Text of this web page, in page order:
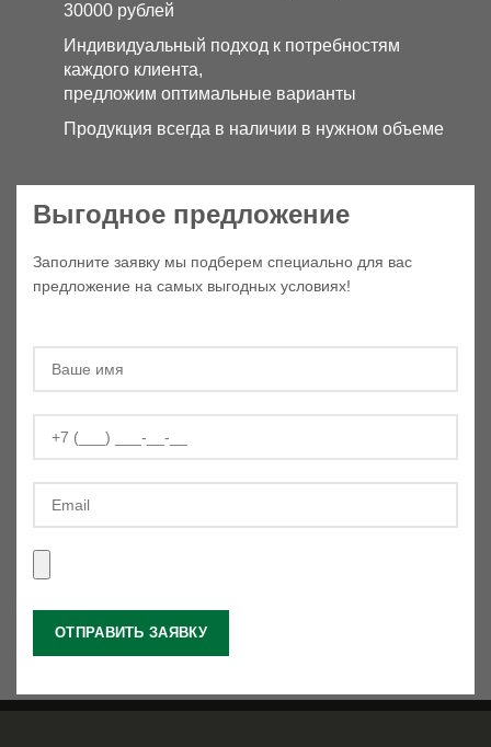
30000 рублей
Индивидуальный подход к потребностям
каждого клиента,
предложим оптимальные варианты
Продукция всегда в наличии в нужном объеме
Выгодное предложение
Заполните заявку мы подберем специально для вас
предложение на самых выгодных условиях!